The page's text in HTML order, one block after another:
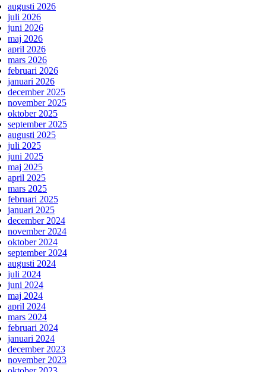
augusti 2026
juli 2026
juni 2026
maj 2026
april 2026
mars 2026
februari 2026
januari 2026
december 2025
november 2025
oktober 2025
september 2025
augusti 2025
juli 2025
juni 2025
maj 2025
april 2025
mars 2025
februari 2025
januari 2025
december 2024
november 2024
oktober 2024
september 2024
augusti 2024
juli 2024
juni 2024
maj 2024
april 2024
mars 2024
februari 2024
januari 2024
december 2023
november 2023